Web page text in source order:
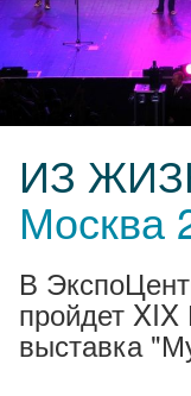
ИЗ
Москва
В
пройдет
выставка